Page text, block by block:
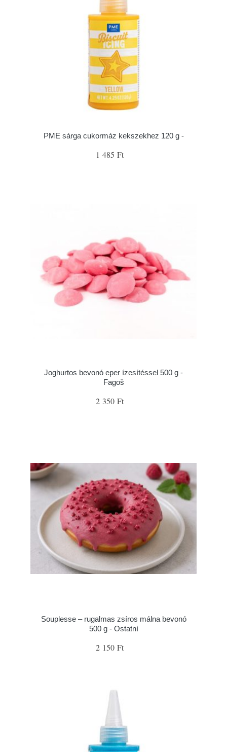
PME sárga cukormáz kekszekhez 120 g -
1 485 Ft
Joghurtos bevonó eper ízesítéssel 500 g -
Fagoš
2 350 Ft
Souplesse – rugalmas zsíros málna bevonó
500 g - Ostatní
2 150 Ft